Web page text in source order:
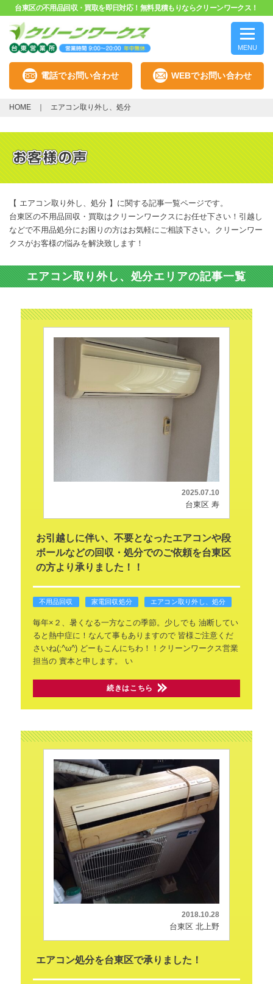
台東区の不用品回収・買取を即日対応！無料見積もりならクリーンワークス！
MENU
電話でお問い合わせ WEBでお問い合わせ
HOME エアコン取り外し、処分
【 エアコン取り外し、処分 】に関する記事一覧ページです。
台東区の不用品回収・買取はクリーンワークスにお任せ下さい！引越し
などで不用品処分にお困りの方はお気軽にご相談下さい。クリーンワー
クスがお客様の悩みを解決致します！
エアコン取り外し、処分エリアの記事一覧
2025.07.10
台東区 寿
お引越しに伴い、不要となったエアコンや段
ボールなどの回収・処分でのご依頼を台東区
の方より承りました！！
不用品回収 家電回収処分 エアコン取り外し、処分
毎年×２、暑くなる一方なこの季節。少しでも 油断してい
ると熱中症に！なんて事もありますので皆様ご注意くだ
さいね(;^ω^)どーもこんにちわ！！クリーンワークス営業
担当の實本と申します。 い
続きはこちら
2018.10.28
台東区 北上野
エアコン処分を台東区で承りました！